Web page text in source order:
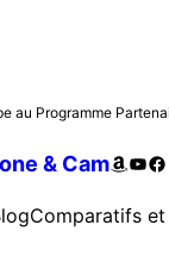
au Programme
& Cam
Comparatifs et